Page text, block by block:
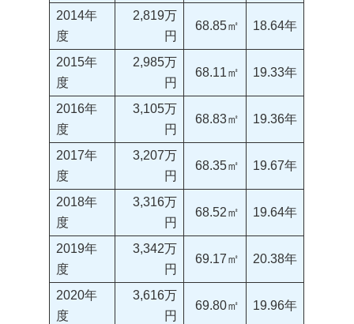
2014年
度
2,819万
円
68.85㎡ 18.64年
2015年
度
2,985万
円
68.11㎡ 19.33年
2016年
度
3,105万
円
68.83㎡ 19.36年
2017年
度
3,207万
円
68.35㎡ 19.67年
2018年
度
3,316万
円
68.52㎡ 19.64年
2019年
度
3,342万
円
69.17㎡ 20.38年
2020年
度
3,616万
円
69.80㎡ 19.96年